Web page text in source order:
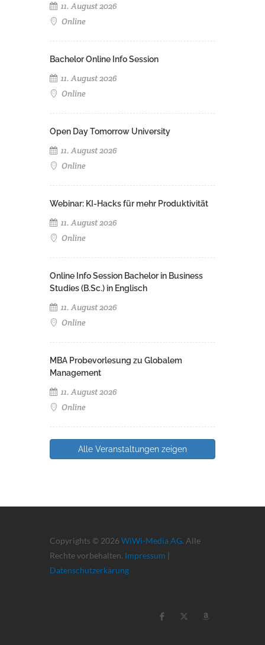
11. August 2026
Online
Bachelor Online Info Session
11. August 2026
Online
Open Day Tomorrow University
11. August 2026
Online
Webinar: KI-Hacks für mehr Produktivität
11. August 2026
Online
Online Info Session Bachelor in Business
Studies (B.Sc.) in Englisch
11. August 2026
Online
MBA Probevorlesung zu Globalem
Management
11. August 2026
Online
Alle Veranstaltungen zeigen
Copyrights © 2026 WiWi-Media AG. Alle
Rechte vorbehalten. Impressum |
Datenschutzerkärung